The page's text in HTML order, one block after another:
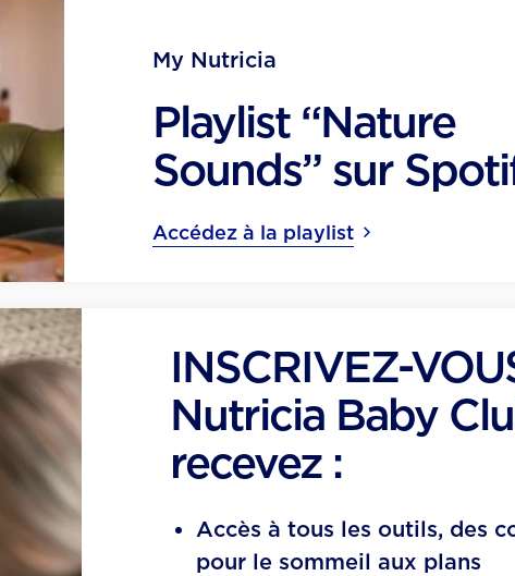
My Nutricia
Playlist “Nature
Sounds” sur
Accédez à la playlist
INSCRIVEZ-
Nutricia Baby
recevez :
Accès à tous les outils, des
pour le sommeil aux plans